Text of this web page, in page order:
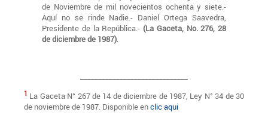
de Noviembre de mil novecientos ochenta y siete.-
Aquí no se rinde Nadie.- Daniel Ortega Saavedra,
Presidente de la República.- (La Gaceta, No. 276, 28
de diciembre de 1987).
1 La Gaceta N° 267 de 14 de diciembre de 1987, Ley N° 34 de 30
de noviembre de 1987. Disponible enclic aqui